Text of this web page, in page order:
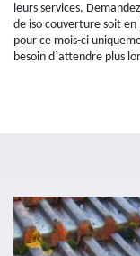
leurs services.
de iso couverture soit
pour ce mois-ci
besoin d`attendre plus